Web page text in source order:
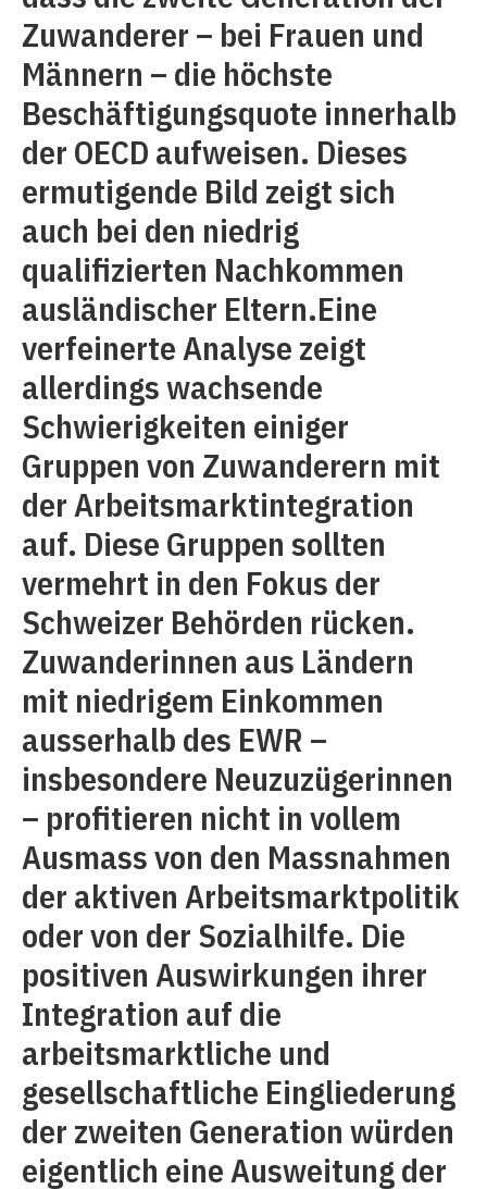
Zuwanderer – bei Frauen und
Männern – die höchste
Beschäftigungsquote innerhalb
der OECD aufweisen. Dieses
ermutigende Bild zeigt sich
auch bei den niedrig
qualifizierten Nachkommen
ausländischer Eltern.Eine
verfeinerte Analyse zeigt
allerdings wachsende
Schwierigkeiten einiger
Gruppen von Zuwanderern mit
der Arbeitsmarktintegration
auf. Diese Gruppen sollten
vermehrt in den Fokus der
Schweizer Behörden rücken.
Zuwanderinnen aus Ländern
mit niedrigem Einkommen
ausserhalb des EWR –
insbesondere Neuzuzügerinnen
– profitieren nicht in vollem
Ausmass von den Massnahmen
der aktiven Arbeitsmarktpolitik
oder von der Sozialhilfe. Die
positiven Auswirkungen ihrer
Integration auf die
arbeitsmarktliche und
gesellschaftliche Eingliederung
der zweiten Generation würden
eigentlich eine Ausweitung der